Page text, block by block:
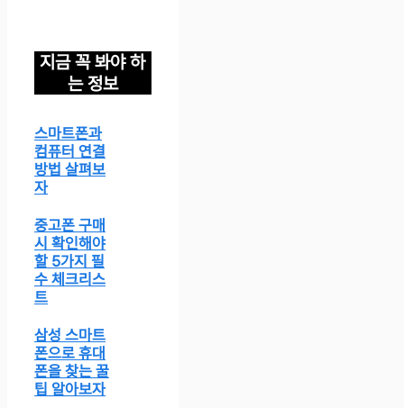
지금 꼭 봐야 하
는 정보
스마트폰과
컴퓨터 연결
방법 살펴보
자
중고폰 구매
시 확인해야
할 5가지 필
수 체크리스
트
삼성 스마트
폰으로 휴대
폰을 찾는 꿀
팁 알아보자